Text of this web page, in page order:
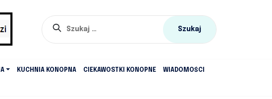
KUCHNIA KONOPNA CIEKAWOSTKI KONOPNE WIADOMOŚCI